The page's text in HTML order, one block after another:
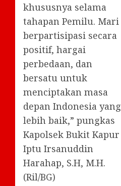
khususnya selama
tahapan Pemilu. Mari
berpartisipasi secara
positif, hargai
perbedaan, dan
bersatu untuk
menciptakan masa
depan Indonesia yang
lebih baik,” pungkas
Kapolsek Bukit Kapur
Iptu Irsanuddin
Harahap, S.H, M.H.
(Ril/BG)